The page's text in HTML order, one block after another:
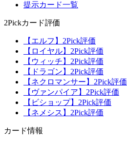
提示カード一覧
2Pickカード評価
【エルフ】2Pick評価
【ロイヤル】2Pick評価
【ウィッチ】2Pick評価
【ドラゴン】2Pick評価
【ネクロマンサー】2Pick評価
【ヴァンパイア】2Pick評価
【ビショップ】2Pick評価
【ネメシス】2Pick評価
カード情報